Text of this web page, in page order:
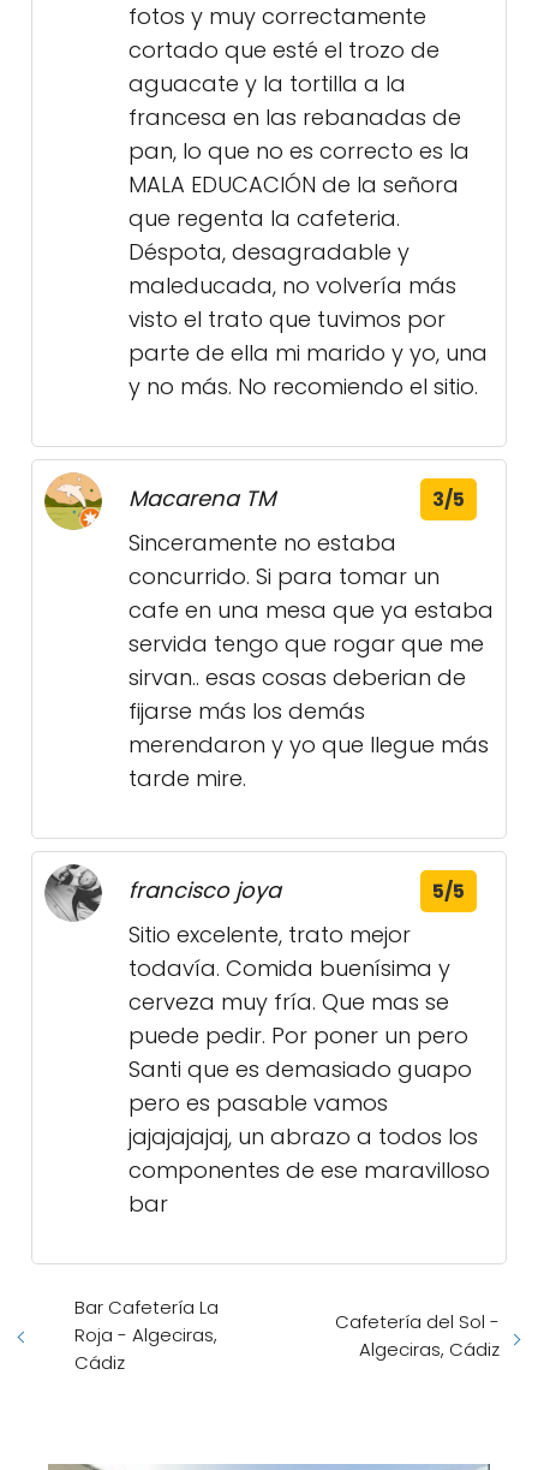
fotos y muy correctamente
cortado que esté el trozo de
aguacate y la tortilla a la
francesa en las rebanadas de
pan, lo que no es correcto es la
MALA EDUCACIÓN de la señora
que regenta la cafeteria.
Déspota, desagradable y
maleducada, no volvería más
visto el trato que tuvimos por
parte de ella mi marido y yo, una
y no más. No recomiendo el sitio.
Macarena TM 3/5
Sinceramente no estaba
concurrido. Si para tomar un
cafe en una mesa que ya estaba
servida tengo que rogar que me
sirvan.. esas cosas deberian de
fijarse más los demás
merendaron y yo que llegue más
tarde mire.
francisco joya 5/5
Sitio excelente, trato mejor
todavía. Comida buenísima y
cerveza muy fría. Que mas se
puede pedir. Por poner un pero
Santi que es demasiado guapo
pero es pasable vamos
jajajajajaj, un abrazo a todos los
componentes de ese maravilloso
bar
Bar Cafetería La
Roja - Algeciras,
Cádiz
Cafetería del Sol -
Algeciras, Cádiz